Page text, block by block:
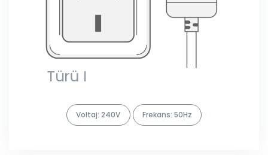
Voltaj: 240V Frekans: 50Hz